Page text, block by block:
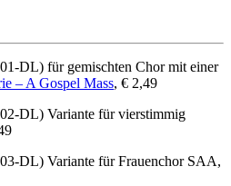
DL) für gemischten Chor mit einer
– A Gospel Mass, € 2,49
DL) Variante für vierstimmig
DL) Variante für Frauenchor SAA,